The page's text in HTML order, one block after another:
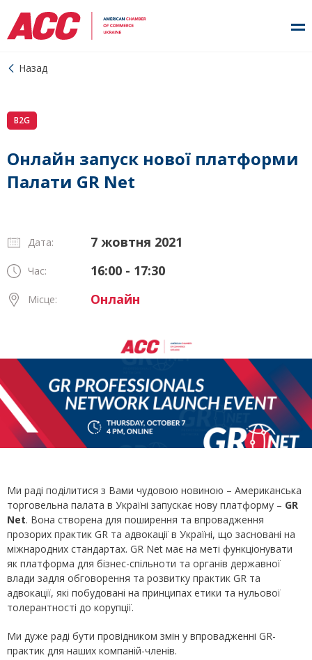
Назад
B2G
Онлайн запуск нової платформи
Палати GR Net
Дата: 7 жовтня 2021
Час: 16:00 - 17:30
Місце: Онлайн
Ми раді поділитися з Вами чудовою новиною – Американська
торговельна палата в Україні запускає нову платформу – GR
Net. Вона створена для поширення та впровадження
прозорих практик GR та адвокації в Україні, що засновані на
міжнародних стандартах. GR Net має на меті функціонувати
як платформа для бізнес-спільноти та органів державної
влади задля обговорення та розвитку практик GR та
адвокації, які побудовані на принципах етики та нульової
толерантності до корупції.
Ми дуже раді бути провідником змін у впровадженні GR-
практик для наших компаній-членів.